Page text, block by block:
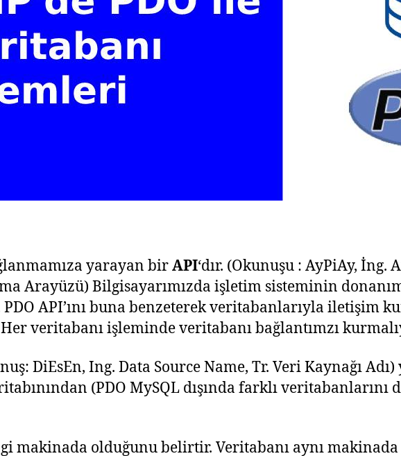
yarayan birAPI‘dır. (Okunuşu : AyPiAy,
Arayüzü) Bilgisayarımızda işletim sisteminin
API’ını buna benzeterek veritabanlarıyla iletişim
veritabanı işleminde veritabanı bağlantımzı
DiEsEn, Ing. Data Source Name, Tr. Veri Kaynağı
(PDO MySQL dışında farklı veritabanlarını
makinada olduğunu belirtir. Veritabanı aynı makinada